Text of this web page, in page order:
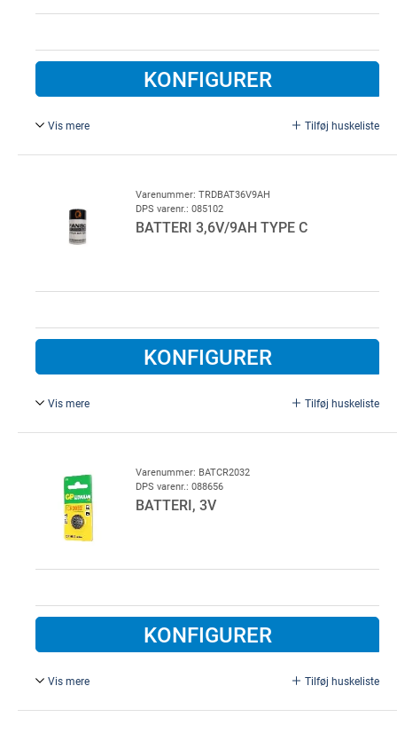
KONFIGURER
Vis mere Tilføj huskeliste
Varenummer: TRDBAT36V9AH
DPS varenr.: 085102
BATTERI 3,6V/9AH TYPE C
KONFIGURER
Vis mere Tilføj huskeliste
Varenummer: BATCR2032
DPS varenr.: 088656
BATTERI, 3V
KONFIGURER
Vis mere Tilføj huskeliste